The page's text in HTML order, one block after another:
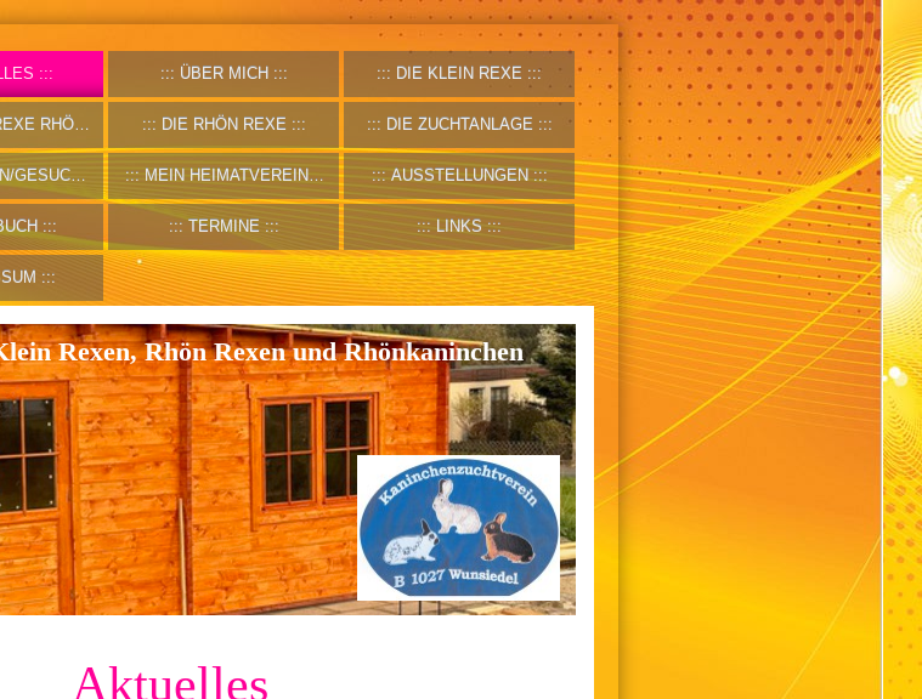
ÜBER MICH DIE KLEIN REXE
DIE RHÖN REXE DIE ZUCHTANLAGE
MEIN HEIMATVEREIN B1027 AUSSTELLUNGEN
TERMINE LINKS
Rexen, Rhön Rexen und Rhönkaninchen